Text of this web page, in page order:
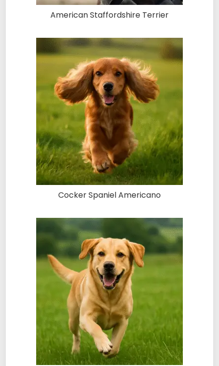
American Staffordshire Terrier
Cocker Spaniel Americano